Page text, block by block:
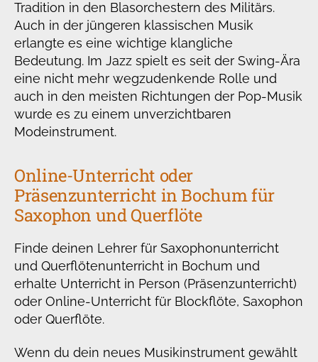
Tradition in den Blasorchestern des Militärs.
Auch in der jüngeren klassischen Musik
erlangte es eine wichtige klangliche
Bedeutung. Im Jazz spielt es seit der Swing-Ära
eine nicht mehr wegzudenkende Rolle und
auch in den meisten Richtungen der Pop-Musik
wurde es zu einem unverzichtbaren
Modeinstrument.
Online-Unterricht oder
Präsenzunterricht in Bochum für
Saxophon und Querflöte
Finde deinen Lehrer für Saxophonunterricht
und Querflötenunterricht in Bochum und
erhalte Unterricht in Person (Präsenzunterricht)
oder Online-Unterricht für Blockflöte, Saxophon
oder Querflöte.
Wenn du dein neues Musikinstrument gewählt